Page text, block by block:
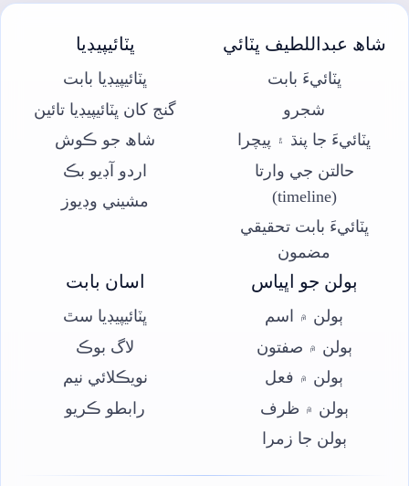
شاھ عبداللطيف ڀٽائي
ڀٽائيءَ بابت
شجرو
ڀٽائيءَ جا پنڌ ۽ پيچرا
حالتن جي وارتا
(timeline)
ڀٽائيءَ بابت تحقيقي
مضمون
ڀٽائيپيڊيا
ڀٽائيپيڊيا بابت
گنج کان ڀٽائيپيڊيا تائين
شاھ جو ڪوش
اردو آڊيو بڪ
مشيني وڊيوز
ٻولن جو اڀياس
ٻولن ۾ اسم
ٻولن ۾ صفتون
ٻولن ۾ فعل
ٻولن ۾ ظرف
ٻولن جا زمرا
اسان بابت
ڀٽائيپيڊيا سٿ
لاگ بوڪ
نويڪلائي نيم
رابطو ڪريو